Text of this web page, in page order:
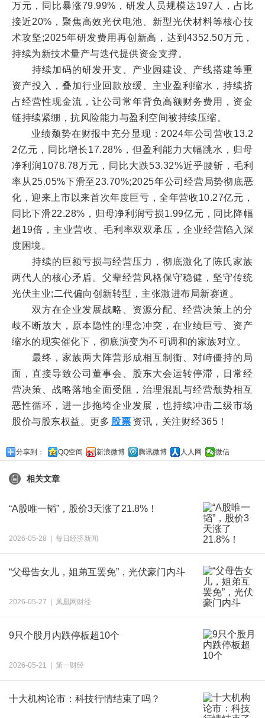
万元，同比暴涨79.99%，研发人员规模达197人，占比
接近20%，聚焦高效光伏电池、新型光伏材料等核心技
术攻坚;2025年研发费用再创新高，达到4352.50万元，
持续为新技术量产与迭代提供资金支撑。
持续加码的研发开支、产业园建设、产线搭建等重
资产投入，叠加行业回款放缓、主业盈利缩水，持续挤
占经营性现金流，让公司常年背负高额财务费用，资金
链持续紧绷，抗风险能力与盈利空间被持续压缩。
业绩颓势在财报中充分显现：2024年公司营收13.2
2亿元，同比增长17.28%，但盈利能力大幅跳水，归母
净利润1078.78万元，同比大跌53.32%近乎腰斩，毛利
率从25.05%下滑至23.70%;2025年公司经营局势彻底恶
化，迎来上市以来首次年度巨亏，全年营收10.27亿元，
同比下滑22.28%，归母净利润亏损1.99亿元，同比降幅
超19倍，主业营收、毛利率双双承压，企业经营陷入深
度困境。
持续的巨额亏损与经营压力，彻底激化了陈氏家族
两代人的核心矛盾。父辈经营风格保守稳健，坚守传统
光伏主业;二代偏向创新转型，主张激进布局新赛道。
双方在企业发展战略、资源分配、经营决策上的分
歧不断放大，原本隐性的理念冲突，在业绩巨亏、资产
缩水的现实催化下，彻底演变为不可调和的家族对立。
最终，家族两大阵营形成相互制衡、对峙僵持的局
面，直接导致公司董事会、股东大会运转停滞，日常经
营决策、战略落地全面受阻，治理混乱与经营颓势相互
恶性循环，进一步拖垮企业发展，也持续冲击二级市场
股价与股东权益。更多 股票 资讯，关注财经365！
分享到： QQ空间 新浪微博 腾讯微博 人人网 微信
相关文章
“A股唯一韬”，股价3天涨了21.8%！
2026-05-28 | 每日经济新闻
“父母告女儿，姐弟互罢免”，光伏豪门内斗
2026-05-27 | 凤凰网财经
9只个股月内跌停板超10个
2026-05-21 | 第一财经
十大机构论市：科技行情结束了吗？